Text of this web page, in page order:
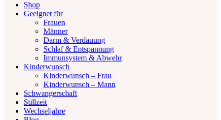
Shop
Geeignet für
Frauen
Männer
Darm & Verdauung
Schlaf & Entspannung
Immunsystem & Abwehr
Kinderwunsch
Kinderwunsch – Frau
Kinderwunsch – Mann
Schwangerschaft
Stillzeit
Wechseljahre